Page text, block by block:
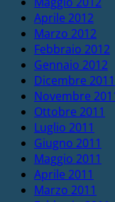
Aprile 2012
Marzo 2012
Febbraio 2012
Gennaio 2012
Dicembre 2011
Novembre
Ottobre 2011
Luglio 2011
Giugno 2011
Maggio 2011
Aprile 2011
Marzo 2011